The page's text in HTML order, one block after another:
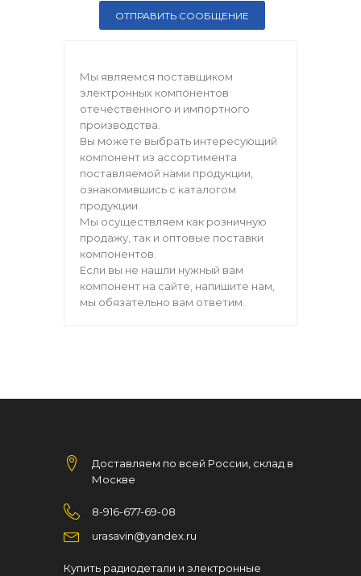
Мы являемся поставщиком
электронных компонентов
отечественного и импортного
производства.
Вы можете выбрать интересующий
компонент из ассортимента
поставляемой нами продукции,
ознакомившись с каталогом
продукции.
Мы осуществляем как розничную
продажу, так и оптовые поставки
компонентов.
Если вы не нашли нужный вам
компонент на сайте, напишите нам,
мы обязательно вам ответим.
Доставляем по всей России, склад в
Москве
8-916-677-69-08
urasavin@yandex.ru
Купить радиодетали и электронные